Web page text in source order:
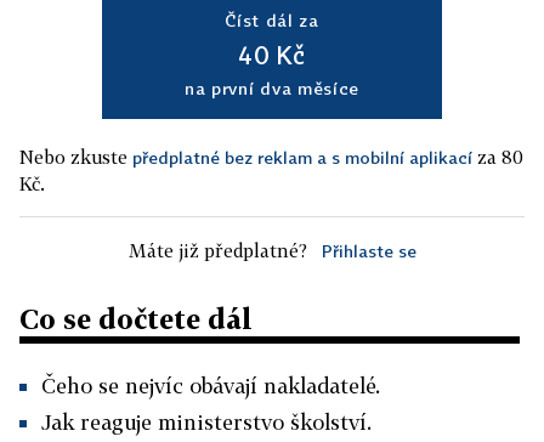
Číst dál za
40 Kč
na první dva měsíce
Nebo zkuste předplatné bez reklam a s mobilní aplikací za 80
Kč.
Máte již předplatné? Přihlaste se
Co se dočtete dál
Čeho se nejvíc obávají nakladatelé.
Jak reaguje ministerstvo školství.